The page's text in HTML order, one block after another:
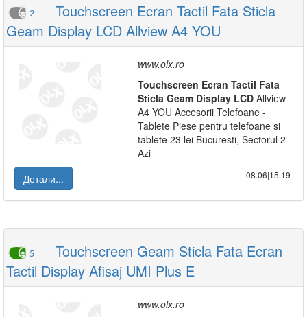
2
Touchscreen Ecran Tactil Fata Sticla
Geam Display LCD Allview A4 YOU
www.olx.ro
Touchscreen Ecran Tactil Fata
Sticla Geam Display LCD Allview
A4 YOU Accesorii Telefoane -
Tablete Piese pentru telefoane si
tablete 23 lei Bucuresti, Sectorul 2
Azi
Детали...
08.06|15:19
5
Touchscreen Geam Sticla Fata Ecran
Tactil Display Afisaj UMI Plus E
www.olx.ro